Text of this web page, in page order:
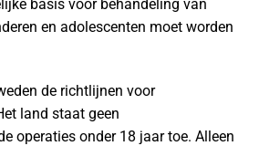
basis voor behandeling van
en adolescenten moet worden
de richtlijnen voor
land staat geen
operaties onder 18 jaar toe. Alleen